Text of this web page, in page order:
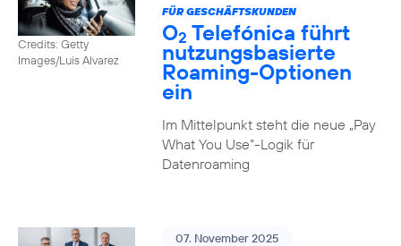
Credits: Getty
Images/Luis Alvarez
FÜR GESCHÄFTSKUNDEN
O2 Telefónica führt
nutzungs­basierte
Roaming-Optionen
ein
Im Mittelpunkt steht die neue „Pay
What You Use“-Logik für
Datenroaming
07. November 2025